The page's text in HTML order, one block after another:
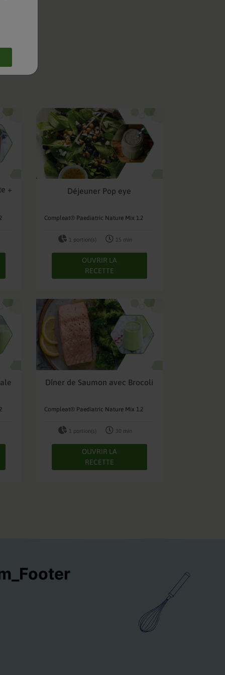
+
Déjeuner Pop eye
Compleat® Paediatric Nature Mix 1.2
1 portion(s) 15 min
OUVRIR LA
RECETTE
Dîner de Saumon avec Brocoli
Compleat® Paediatric Nature Mix 1.2
1 portion(s) 30 min
OUVRIR LA
RECETTE